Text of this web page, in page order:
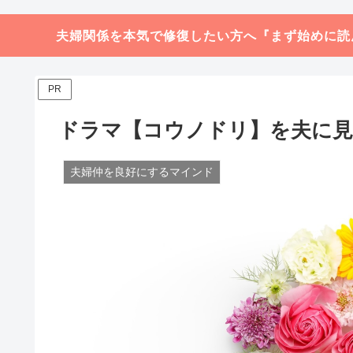
夫婦関係を本気で修復したい方へ『まず始めに
PR
ドラマ【コウノドリ】を夫に
夫婦仲を良好にするマインド